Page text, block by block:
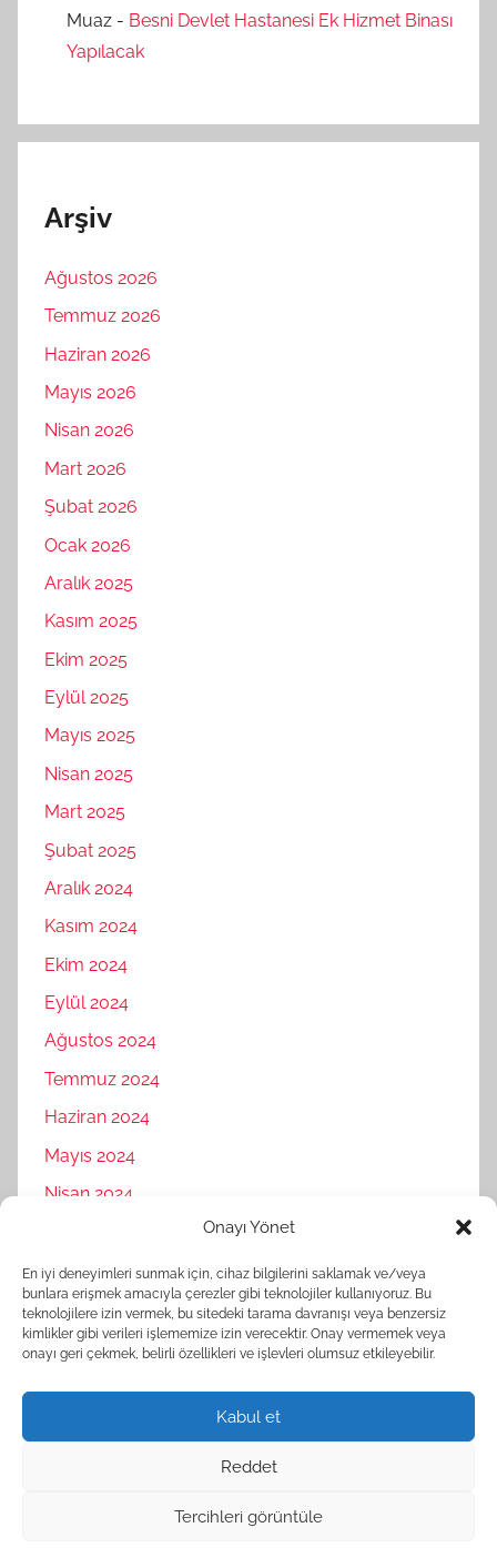
Onayı Yönet
En iyi deneyimleri sunmak için, cihaz bilgilerini saklamak ve/veya
bunlara erişmek amacıyla çerezler gibi teknolojiler kullanıyoruz. Bu
teknolojilere izin vermek, bu sitedeki tarama davranışı veya benzersiz
kimlikler gibi verileri işlememize izin verecektir. Onay vermemek veya
onayı geri çekmek, belirli özellikleri ve işlevleri olumsuz etkileyebilir.
Kabul et
Reddet
Tercihleri görüntüle
Muaz - Besni Devlet Hastanesi Ek Hizmet Binası
Yapılacak
Arşiv
Ağustos 2026
Temmuz 2026
Haziran 2026
Mayıs 2026
Nisan 2026
Mart 2026
Şubat 2026
Ocak 2026
Aralık 2025
Kasım 2025
Ekim 2025
Eylül 2025
Mayıs 2025
Nisan 2025
Mart 2025
Şubat 2025
Aralık 2024
Kasım 2024
Ekim 2024
Eylül 2024
Ağustos 2024
Temmuz 2024
Haziran 2024
Mayıs 2024
Nisan 2024
Şubat 2024
Ocak 2024
Aralık 2023